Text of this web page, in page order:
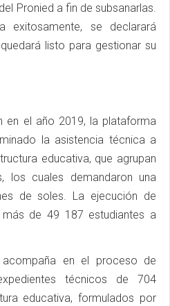
Pronied a fin de subsanarlas.
exitosamente, se declarará
listo para gestionar su
en el año 2019, la plataforma
la asistencia técnica a
educativa, que agrupan
los cuales demandaron una
de soles. La ejecución de
de 49 187 estudiantes a
acompaña en el proceso de
técnicos de 704
educativa, formulados por